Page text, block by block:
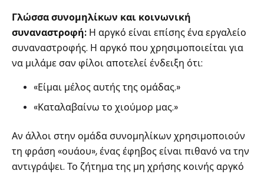
Γλώσσα συνομηλίκων και κοινωνική
συναναστροφή: Η αργκό είναι επίσης ένα εργαλείο
συναναστροφής. Η αργκό που χρησιμοποιείται για
να μιλάμε σαν φίλοι αποτελεί ένδειξη ότι:
«Είμαι μέλος αυτής της ομάδας.»
«Καταλαβαίνω το χιούμορ μας.»
Αν άλλοι στην ομάδα συνομηλίκων χρησιμοποιούν
τη φράση «ουάου», ένας έφηβος είναι πιθανό να την
αντιγράψει. Το ζήτημα της μη χρήσης κοινής αργκό